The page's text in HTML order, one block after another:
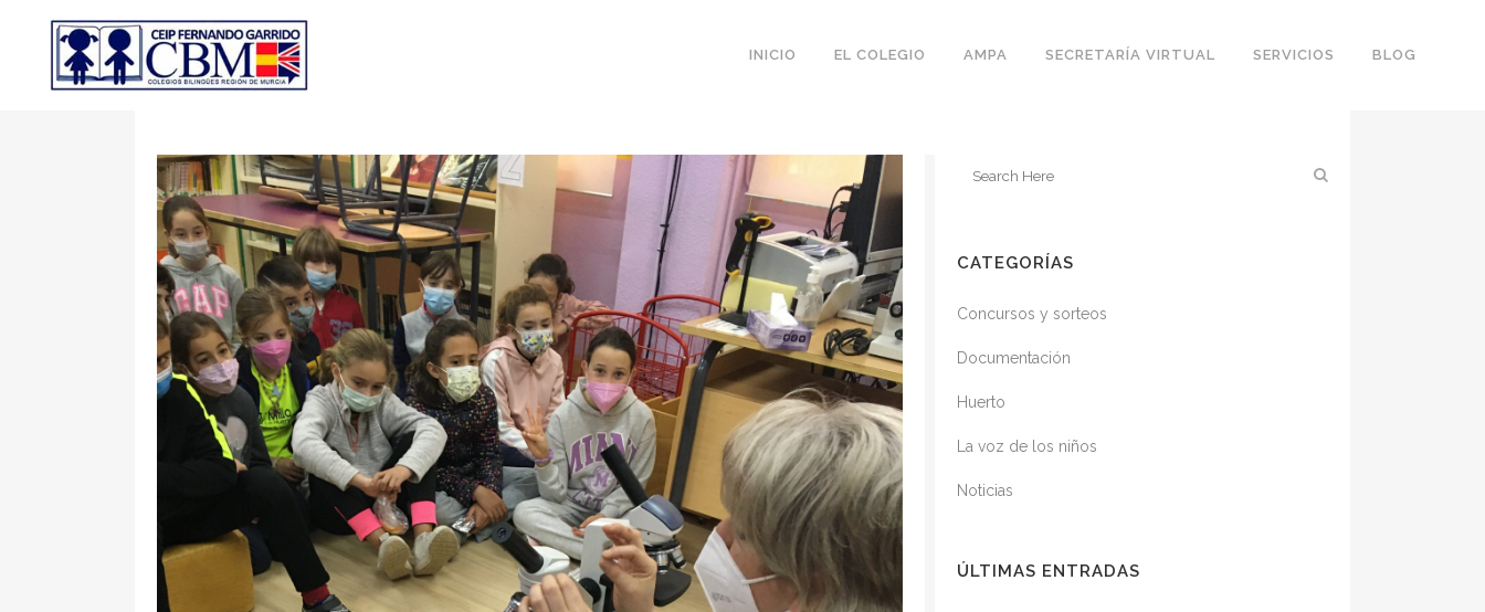
INICIO EL COLEGIO AMPA SECRETARÍA VIRTUAL SERVICIOS BLOG
CATEGORÍAS
Concursos y sorteos
Documentación
Huerto
La voz de los niños
Noticias
ÚLTIMAS ENTRADAS